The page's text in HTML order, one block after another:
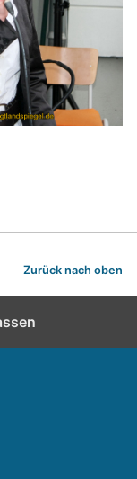
Zurück nach oben